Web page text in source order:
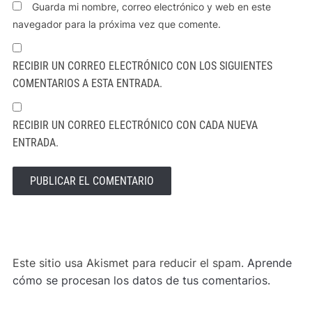
Guarda mi nombre, correo electrónico y web en este
navegador para la próxima vez que comente.
RECIBIR UN CORREO ELECTRÓNICO CON LOS SIGUIENTES
COMENTARIOS A ESTA ENTRADA.
RECIBIR UN CORREO ELECTRÓNICO CON CADA NUEVA
ENTRADA.
Este sitio usa Akismet para reducir el spam. Aprende
cómo se procesan los datos de tus comentarios.